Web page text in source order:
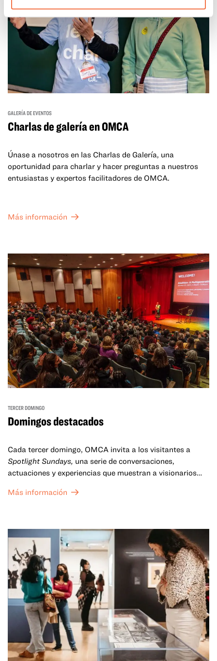
GALERÍA DE EVENTOS
Charlas de galería en OMCA
Únase a nosotros en las Charlas de Galería, una
oportunidad para charlar y hacer preguntas a nuestros
entusiastas y expertos facilitadores de OMCA.
Más información
TERCER DOMINGO
Domingos destacados
Cada tercer domingo, OMCA invita a los visitantes a
Spotlight Sundays, una serie de conversaciones,
actuaciones y experiencias que muestran a visionarios
Más información